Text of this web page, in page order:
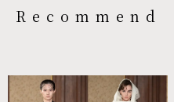
Recommend